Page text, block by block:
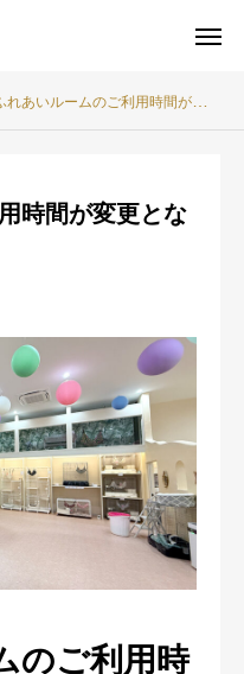
あいルームのご利用時間が変更となりました。
時間が変更とな
のご利用時
ご予約